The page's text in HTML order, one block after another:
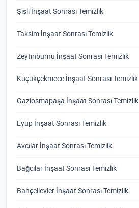
Şişli İnşaat Sonrası Temizlik
Taksim İnşaat Sonrası Temizlik
Zeytinburnu İnşaat Sonrası Temizlik
Küçükçekmece İnşaat Sonrası Temizlik
Gaziosmapaşa İnşaat Sonrası Temizlik
Eyüp İnşaat Sonrası Temizlik
Avcılar İnşaat Sonrası Temizlik
Bağcılar İnşaat Sonrası Temizlik
Bahçelievler İnşaat Sonrası Temizlik